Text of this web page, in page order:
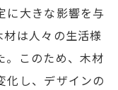
に大きな影響を与
材は人々の生活様
。このため、木材
化し、デザインの